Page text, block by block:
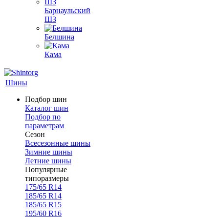
Барнаульский
ШЗ
Белшина
Кама
Шины
Подбор шин
Каталог шин
Подбор по
параметрам
Сезон
Всесезонные шины
Зимние шины
Летние шины
Популярные
типоразмеры
175/65 R14
185/65 R14
185/65 R15
195/60 R16